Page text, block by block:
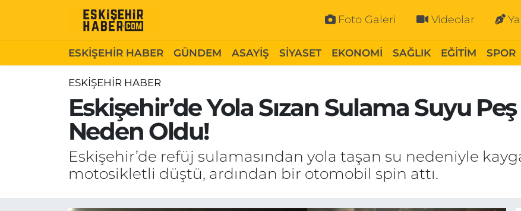
Foto Galeri Videolar
ESKİŞEHİR HABER GÜNDEM ASAYİŞ SİYASET EKONOMİ SAĞLIK EĞİTİM SPOR
ESKİŞEHİR HABER
Eskişehir’de Yola Sızan Sulama Suyu
Neden Oldu!
Eskişehir’de refüj sulamasından yola taşan su nedeniyle
motosikletli düştü, ardından bir otomobil spin attı.
ESKİŞEHİR HABER
SİYASET
Gizlilik Politikası
Hakkımızda
İletişim
Odunpazarı Hava Durumu
Odunpazarı Trafik Yoğunluk Haritası
Süper Lig Puan Durumu ve Fikstür
Tüm Manşetler
Son Dakika Haberleri